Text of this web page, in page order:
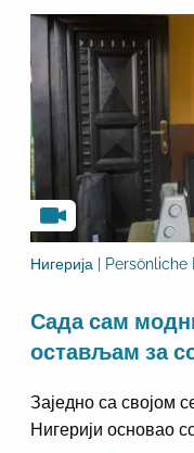
Нигерија |
Сада сам
остављам за
Заједно са својом
Нигерији основао